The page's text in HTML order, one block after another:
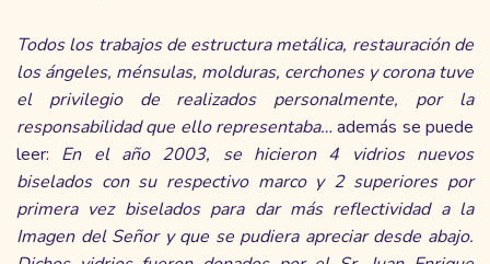
Todos los trabajos de estructura metálica, restauración de
los ángeles, ménsulas, molduras, cerchones y corona tuve
el privilegio de realizados personalmente, por la
responsabilidad que ello representaba…además se puede
leer: En el año 2003, se hicieron 4 vidrios nuevos
biselados con su respectivo marco y 2 superiores por
primera vez biselados para dar más reflectividad a la
Imagen del Señor y que se pudiera apreciar desde abajo.